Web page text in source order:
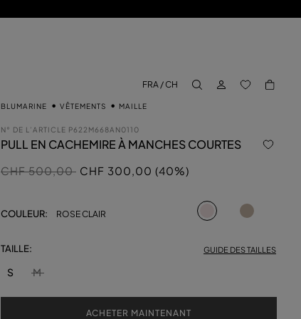
FRA / CH
CONNECTEZ-
BACK TO
BLUMARINE VÊTEMENTS MAILLE
N° DE L’ARTICLE P622M668AN0110
PULL EN CACHEMIRE À MANCHES COURTES
Prix réduit de
CHF 500,00àCHF 300,00 (40%)
COULEUR: ROSE CLAIR
sélectionné
TAILLE: GUIDE DES TAILLES
S M
ACHETER MAINTENANT